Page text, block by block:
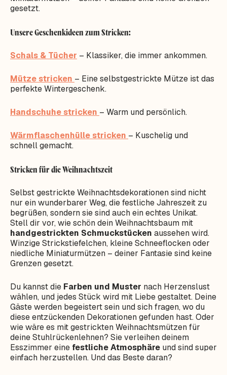
gesetzt.
Unsere Geschenkideen zum Stricken:
Schals & Tücher – Klassiker, die immer ankommen.
Mütze stricken – Eine selbstgestrickte Mütze ist das
perfekte Wintergeschenk.
Handschuhe stricken – Warm und persönlich.
Wärmflaschenhülle stricken – Kuschelig und
schnell gemacht.
Stricken für die Weihnachtszeit
Selbst gestrickte Weihnachtsdekorationen sind nicht
nur ein wunderbarer Weg, die festliche Jahreszeit zu
begrüßen, sondern sie sind auch ein echtes Unikat.
Stell dir vor, wie schön dein Weihnachtsbaum mit
handgestrickten Schmuckstücken aussehen wird.
Winzige Strickstiefelchen, kleine Schneeflocken oder
niedliche Miniaturmützen – deiner Fantasie sind keine
Grenzen gesetzt.
Du kannst die Farben und Muster nach Herzenslust
wählen, und jedes Stück wird mit Liebe gestaltet. Deine
Gäste werden begeistert sein und sich fragen, wo du
diese entzückenden Dekorationen gefunden hast. Oder
wie wäre es mit gestrickten Weihnachtsmützen für
deine Stuhlrückenlehnen? Sie verleihen deinem
Esszimmer eine festliche Atmosphäre und sind super
einfach herzustellen. Und das Beste daran?